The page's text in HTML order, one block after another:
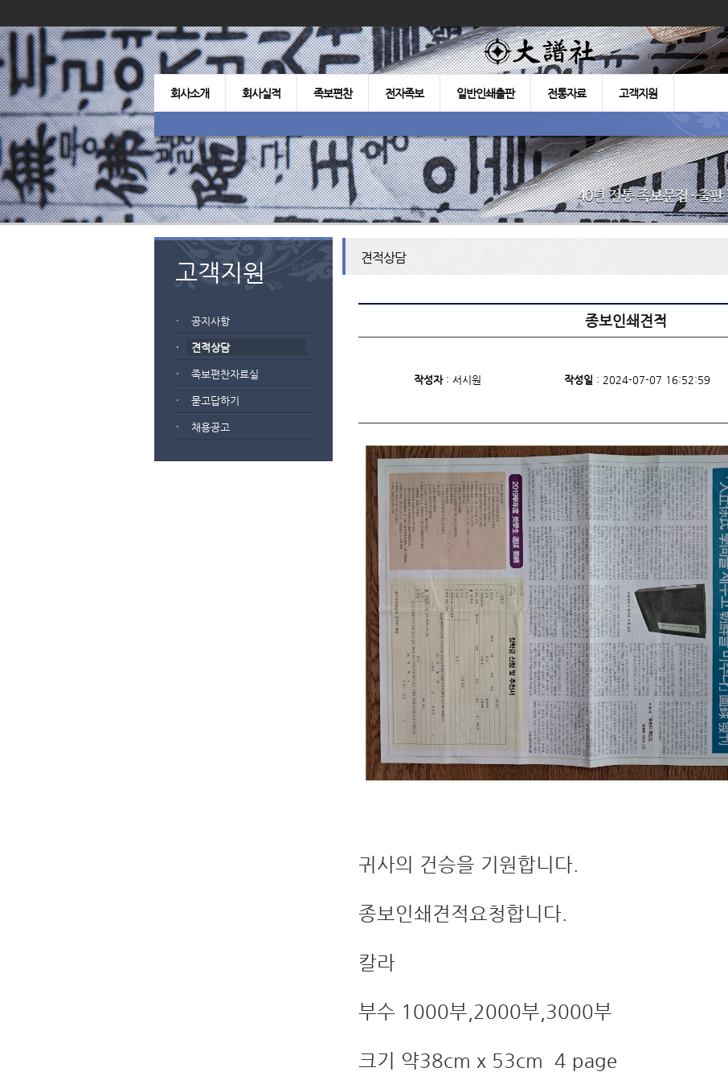
회사소개 회사실적 족보편찬 전자족보 일반인쇄출판 전통자료 고객지원
고객지원
공지사항
견적상담
족보편찬자료실
묻고답하기
채용공고
견적상담
종보인쇄견적
작성자: 서시원 작성일 : 2024-07-07 16:52:59
귀사의 건승을 기원합니다.
종보인쇄견적요청합니다.
칼라
부수 1000부,2000부,3000부
크기 약38cm x 53cm 4 page